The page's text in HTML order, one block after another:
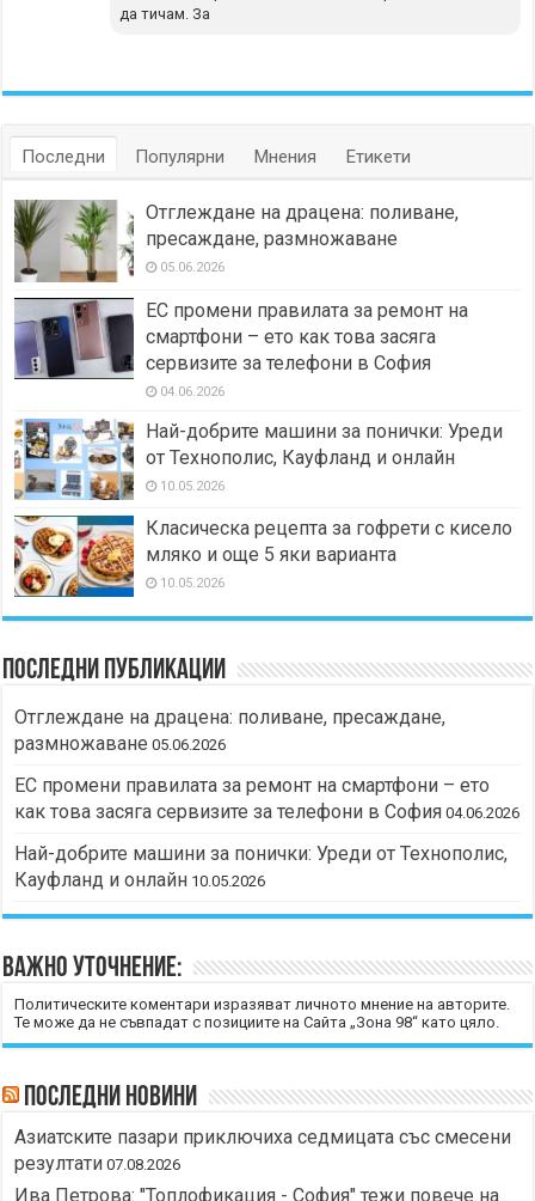
да тичам. За
Последни Популярни Мнения Етикети
Отглеждане на драцена: поливане,
пресаждане, размножаване
05.06.2026
ЕС промени правилата за ремонт на
смартфони – ето как това засяга
сервизите за телефони в София
04.06.2026
Най-добрите машини за понички: Уреди
от Технополис, Кауфланд и онлайн
10.05.2026
Класическа рецепта за гофрети с кисело
мляко и още 5 яки варианта
10.05.2026
Последни публикации
Отглеждане на драцена: поливане, пресаждане,
размножаване 05.06.2026
ЕС промени правилата за ремонт на смартфони – ето
как това засяга сервизите за телефони в София 04.06.2026
Най-добрите машини за понички: Уреди от Технополис,
Кауфланд и онлайн 10.05.2026
Важно уточнение:
Политическите коментари изразяват личното мнение на авторите.
Те може да не съвпадат с позициите на Сайта „Зона 98“ като цяло.
Последни новини
Азиатските пазари приключиха седмицата със смесени
резултати 07.08.2026
Ива Петрова: "Топлофикация - София" тежи повече на